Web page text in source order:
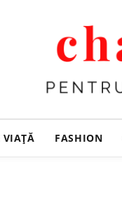
VIAȚĂ FASHION